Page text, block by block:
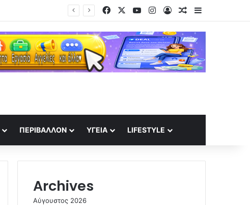
FacebookYouTubeInstagram
Log InRandom Article
Sidebar
ΠΕΡΙΒΆΛΛΟΝ ΥΓΕΊΑ LIFESTYLE
Archives
Αύγουστος 2026